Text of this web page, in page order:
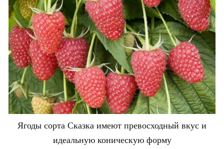
Ягоды сорта Сказка имеют превосходный вкус и
идеальную коническую форму